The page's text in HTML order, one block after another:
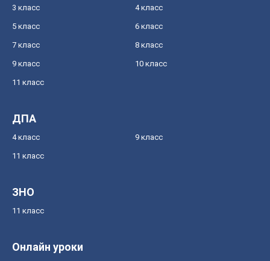
3 класс 4 класс
5 класс 6 класс
7 класс 8 класс
9 класс 10 класс
11 класс
ДПА
4 класс 9 класс
11 класс
ЗНО
11 класс
Онлайн уроки